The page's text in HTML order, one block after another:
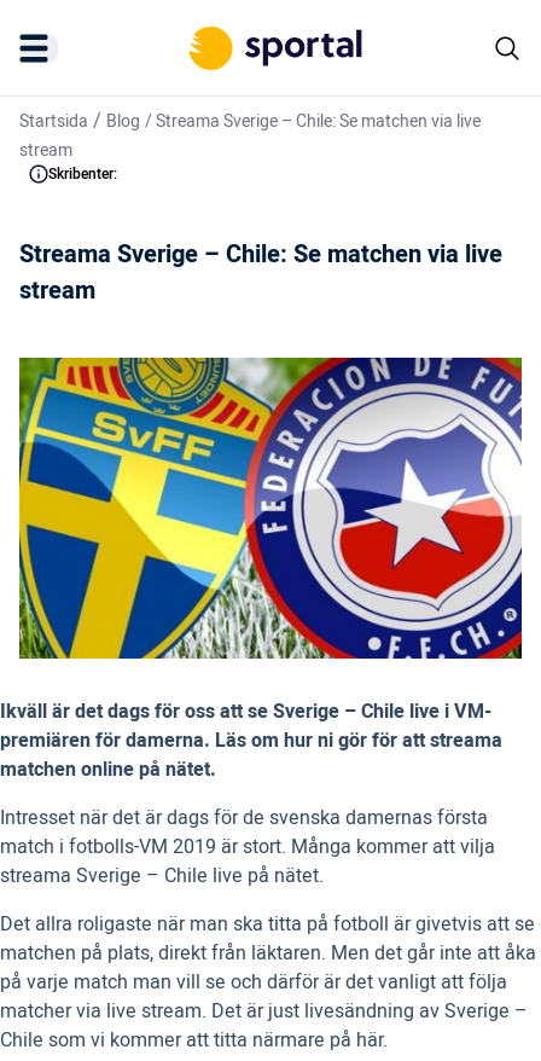
Startsida / Blog /Streama Sverige – Chile: Se matchen via live
stream
Skribenter:
Streama Sverige – Chile: Se matchen via live
stream
Ikväll är det dags för oss att se Sverige – Chile live i VM-
premiären för damerna. Läs om hur ni gör för att streama
matchen online på nätet.
Intresset när det är dags för de svenska damernas första
match i fotbolls-VM 2019 är stort. Många kommer att vilja
streama Sverige – Chile live på nätet.
Det allra roligaste när man ska titta på fotboll är givetvis att se
matchen på plats, direkt från läktaren. Men det går inte att åka
på varje match man vill se och därför är det vanligt att följa
matcher via live stream. Det är just livesändning av Sverige –
Chile som vi kommer att titta närmare på här.